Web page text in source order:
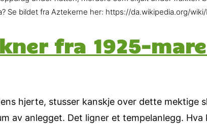
Se bildet fra Aztekerne her: https://da.wikipedia.org/
fra 1925-
hjerte, stusser kanskje over dette mektige
av anlegget. Det ligner et tempelanlegg.